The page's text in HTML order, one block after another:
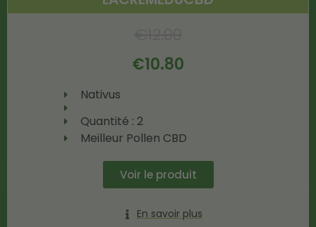
€10.80
Nativus
Quantité : 2
Meilleur Pollen CBD
Voir le produit
En savoir plus